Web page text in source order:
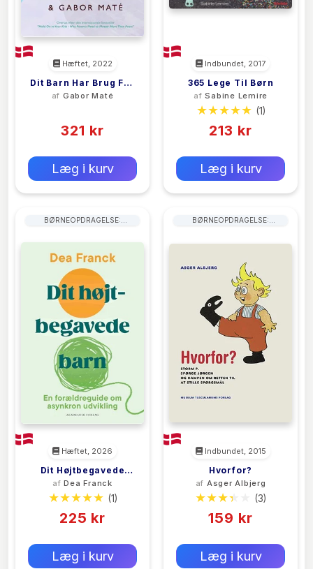
Hæftet, 2022
Dit Barn Har Brug For
DIG
af Gabor Maté
321 kr
Læg i kurv
Indbundet, 2017
365 Lege Til Børn
afSabine Lemire
(1)
213 kr
Læg i kurv
BØRNEOPDRAGELSE:
Hæftet, 2026
Dit Højtbegavede
Barn
afDea Franck
(1)
225 kr
Læg i kurv
BØRNEOPDRAGELSE:
Indbundet, 2015
Hvorfor?
af Asger Albjerg
(3)
159 kr
Læg i kurv